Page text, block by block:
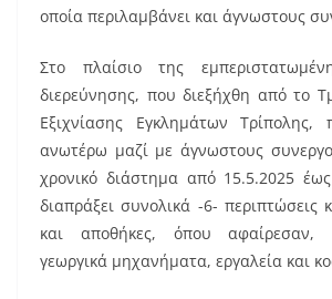
οποία περιλαμβάνει και άγνωστους
Στο πλαίσιο της
διερεύνησης, που διεξήχθη από το
Εξιχνίασης Εγκλημάτων
ανωτέρω μαζί με άγνωστους
χρονικό διάστημα από 15.5.2025
διαπράξει συνολικά -6- περιπτώσεις
και αποθήκες, όπου αφαίρεσαν,
γεωργικά μηχανήματα, εργαλεία και